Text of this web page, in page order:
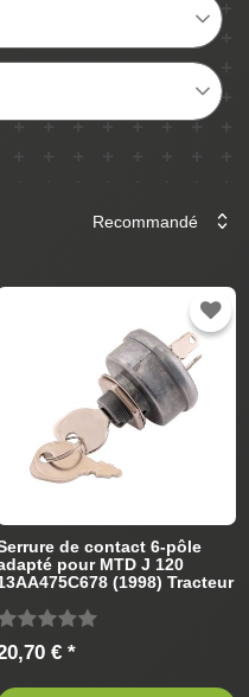
de contact 6-pôle
pour MTD J 120
(1998) Tracteur
€ *